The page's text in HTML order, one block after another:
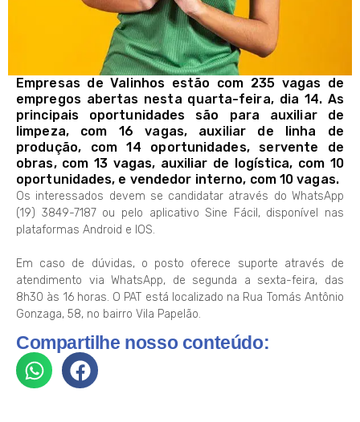
Empresas de Valinhos estão com 235 vagas de
empregos abertas nesta quarta-feira, dia 14. As
principais oportunidades são para auxiliar de
limpeza, com 16 vagas, auxiliar de linha de
produção, com 14 oportunidades, servente de
obras, com 13 vagas, auxiliar de logística, com 10
oportunidades, e vendedor interno, com 10 vagas.
Os interessados devem se candidatar através do WhatsApp
(19) 3849-7187 ou pelo aplicativo Sine Fácil, disponível nas
plataformas Android e IOS.
Em caso de dúvidas, o posto oferece suporte através de
atendimento via WhatsApp, de segunda a sexta-feira, das
8h30 às 16 horas. O PAT está localizado na Rua Tomás Antônio
Gonzaga, 58, no bairro Vila Papelão.
Compartilhe nosso conteúdo: